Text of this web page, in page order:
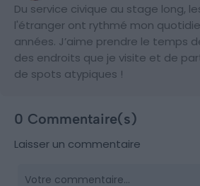
Du service civique au stage long,
l'étranger ont rythmé mon
années. J’aime prendre le temps
des endroits que je visite et de
de spots atypiques !
0 Commentaire(s)
Laisser un commentaire